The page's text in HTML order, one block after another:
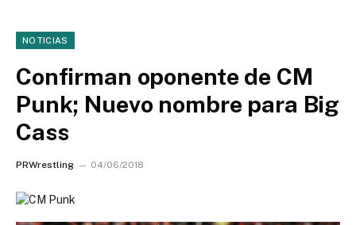
NOTICIAS
Confirman oponente de CM
Punk; Nuevo nombre para Big
Cass
PRWrestling 04/06/2018